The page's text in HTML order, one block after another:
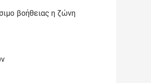
βοήθειας η ζώνη